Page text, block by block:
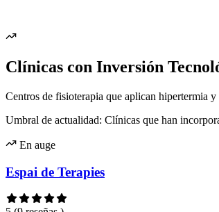
Clínicas con Inversión
Centros de fisioterapia que aplican hipertermia y
Umbral de actualidad: Clínicas que han
En auge
Espai de Terapies